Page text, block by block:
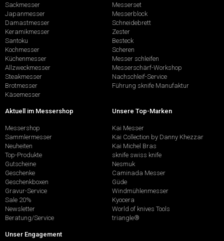
Sackmesser
Japanmesser
Damastmesser
Keramikmesser
Santoku
Kochmesser
Küchenmesser
Allzweckmesser
Steakmesser
Brotmesser
Käsemesser
Messerset
Messerblock
Schneidebrett
Zester
Besteck
Scheren
Messer schleifen
Messerschärf-Workshop
Nachschleif-Service
Führung sknife Manufaktur
Aktuell im Messershop
Messershop
Sammlermesser
Neuheiten
Top-Produkte
Gutscheine
Geschenke
Geschenkboxen
Gravur-Service
Sale 20%
Newsletter
Beratung/Service
Unsere Top-Marken
Kai Messer
Kai Collection by Danny Khezzar
Kai Michel Bras
sknife swiss knife
Nesmuk
Caminada Messer
Güde
Windmühlenmesser
Kyocera
World of knives Tools
triangle®
Unser Engagement